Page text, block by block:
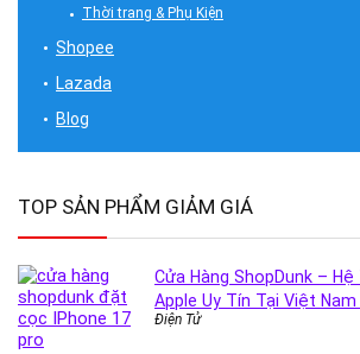
Thời trang & Phụ Kiện
Shopee
Lazada
Blog
TOP SẢN PHẨM GIẢM GIÁ
Cửa Hàng ShopDunk – Hệ
Apple Uy Tín Tại Việt
Điện Tử